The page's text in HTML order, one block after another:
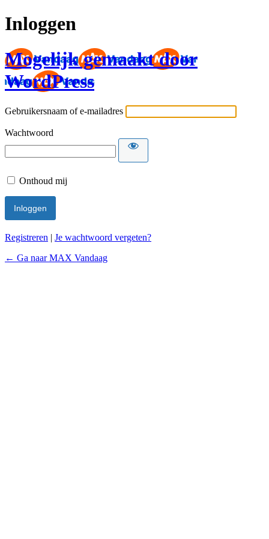
Inloggen
Mogelijk gemaakt door
WordPress
Gebruikersnaam of e-mailadres
Wachtwoord
Onthoud mij
Registreren | Je wachtwoord vergeten?
← Ga naar MAX Vandaag